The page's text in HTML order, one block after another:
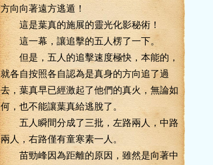
方向向著遠方逃遁！
這是葉真的施展的靈光化影秘術！
這一幕，讓追擊的五人楞了一下。
但是，五人的追擊速度極快，本能的，
就各自按照各自認為是真身的方向追了過
去，葉真早已經激起了他們的真火，無論如
何，也不能讓葉真給逃脫了。
五人瞬間分成了三批，左路兩人，中路
兩人，右路僅有童寒素一人。
苗勁峰因為距離的原因，雖然是向著中